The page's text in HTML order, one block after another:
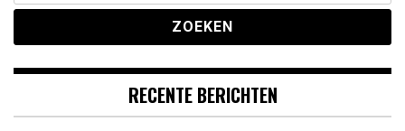
RECENTE BERICHTEN